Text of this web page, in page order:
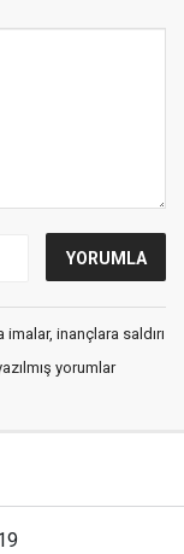
inançlara saldırı
yorumlar